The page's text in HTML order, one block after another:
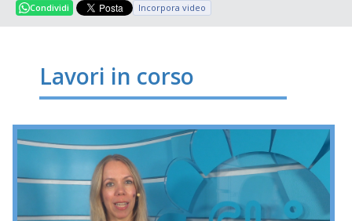
Condividi Incorpora video
Lavori in corso